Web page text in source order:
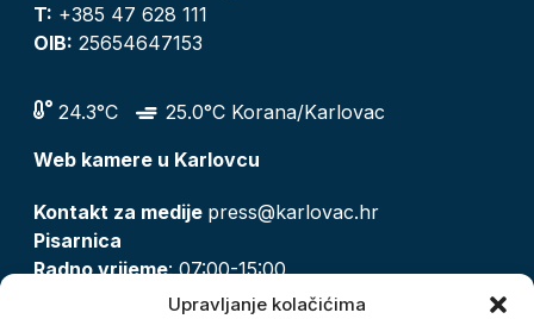
Upravljanje kolačićima
T: +385 47 628 111
OIB: 25654647153
24.3°C
25.0°C Korana/Karlovac
Web kamere u Karlovcu
Kontakt za medije press@karlovac.hr
Pisarnica
Radno vrijeme: 07:00-15:00
pisarnica@karlovac.hr